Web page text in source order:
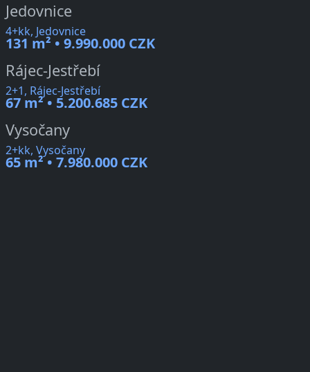
Jedovnice
4+kk, Jedovnice
131 m² • 9.990.000 CZK
Rájec-Jestřebí
2+1, Rájec-Jestřebí
67 m² • 5.200.685 CZK
Vysočany
2+kk, Vysočany
65 m² • 7.980.000 CZK